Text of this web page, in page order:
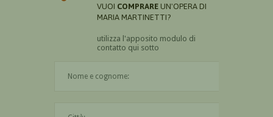
VUOI COMPRARE UN'OPERA DI
MARIA MARTINETTI?
utilizza l'apposito modulo di
contatto qui sotto